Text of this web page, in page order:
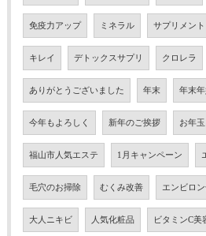
免疫力アップ ミネラル サプリメント
キレイ デトックスサプリ クロレラ
ありがとうございました 年末 年末
今年もよろしく 新年のご挨拶 お年
福山市人気エステ 1月キャンペーン
毛穴のお掃除 むくみ改善 エンビロ
大人ニキビ 人気化粧品 ビタミンC美